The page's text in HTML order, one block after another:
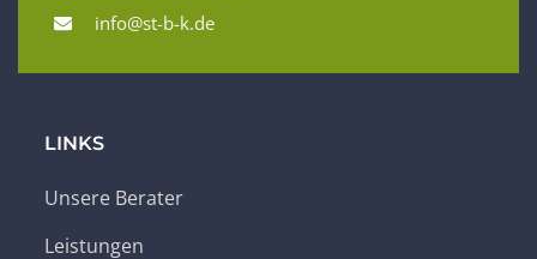
info@st-b-k.de
LINKS
Unsere Berater
Leistungen